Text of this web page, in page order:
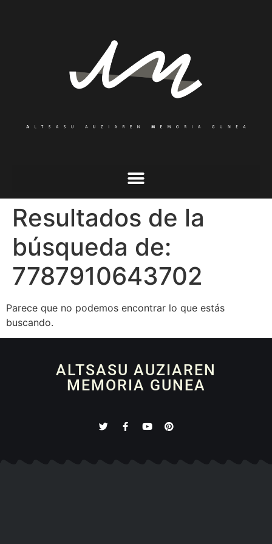
Resultados de la
búsqueda de:
7787910643702
Parece que no podemos encontrar lo que estás
buscando.
ALTSASU AUZIAREN
MEMORIA GUNEA